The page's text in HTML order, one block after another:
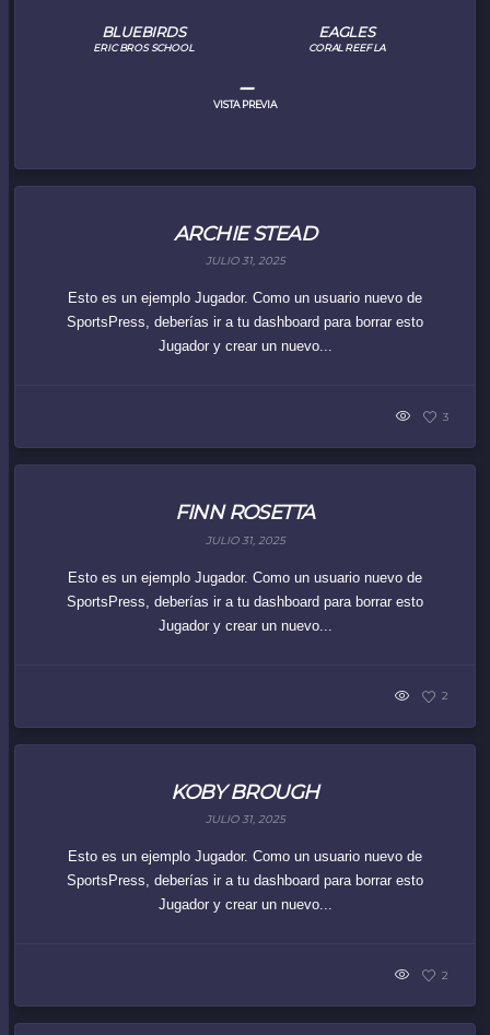
BLUEBIRDS
ERIC BROS SCHOOL
EAGLES
CORAL REEF LA
–
VISTA PREVIA
ARCHIE STEAD
JULIO 31, 2025
Esto es un ejemplo Jugador. Como un usuario nuevo de
SportsPress, deberías ir a tu dashboard para borrar esto
Jugador y crear un nuevo...
3
FINN ROSETTA
JULIO 31, 2025
Esto es un ejemplo Jugador. Como un usuario nuevo de
SportsPress, deberías ir a tu dashboard para borrar esto
Jugador y crear un nuevo...
2
KOBY BROUGH
JULIO 31, 2025
Esto es un ejemplo Jugador. Como un usuario nuevo de
SportsPress, deberías ir a tu dashboard para borrar esto
Jugador y crear un nuevo...
2